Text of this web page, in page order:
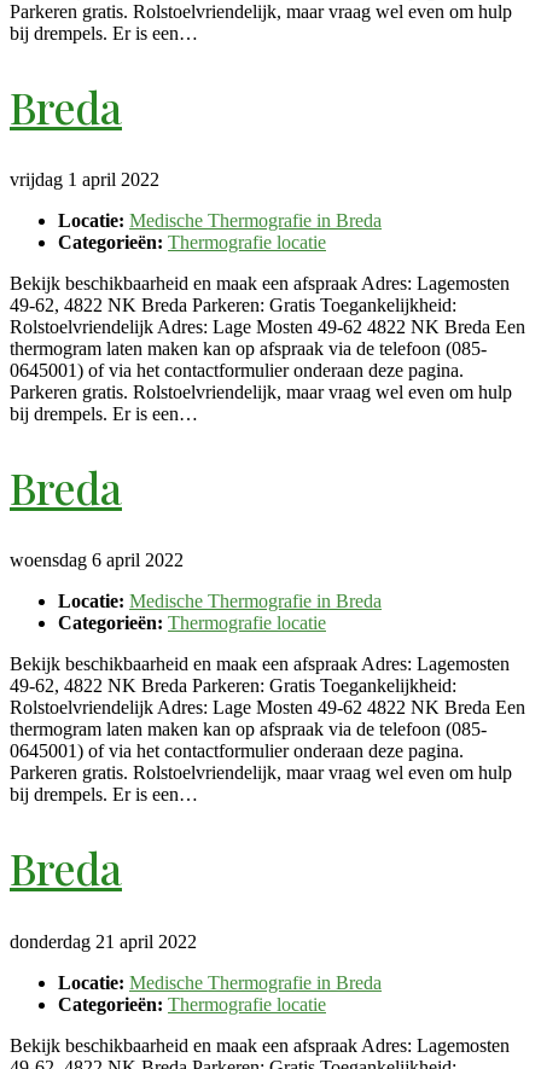
Parkeren gratis. Rolstoelvriendelijk, maar vraag wel even om hulp
bij drempels. Er is een…
Breda
vrijdag 1 april 2022
Locatie: Medische Thermografie in Breda
Categorieën: Thermografie locatie
Bekijk beschikbaarheid en maak een afspraak Adres: Lagemosten
49-62, 4822 NK Breda Parkeren: Gratis Toegankelijkheid:
Rolstoelvriendelijk Adres: Lage Mosten 49-62 4822 NK Breda Een
thermogram laten maken kan op afspraak via de telefoon (085-
0645001) of via het contactformulier onderaan deze pagina.
Parkeren gratis. Rolstoelvriendelijk, maar vraag wel even om hulp
bij drempels. Er is een…
Breda
woensdag 6 april 2022
Locatie: Medische Thermografie in Breda
Categorieën: Thermografie locatie
Bekijk beschikbaarheid en maak een afspraak Adres: Lagemosten
49-62, 4822 NK Breda Parkeren: Gratis Toegankelijkheid:
Rolstoelvriendelijk Adres: Lage Mosten 49-62 4822 NK Breda Een
thermogram laten maken kan op afspraak via de telefoon (085-
0645001) of via het contactformulier onderaan deze pagina.
Parkeren gratis. Rolstoelvriendelijk, maar vraag wel even om hulp
bij drempels. Er is een…
Breda
donderdag 21 april 2022
Locatie: Medische Thermografie in Breda
Categorieën: Thermografie locatie
Bekijk beschikbaarheid en maak een afspraak Adres: Lagemosten